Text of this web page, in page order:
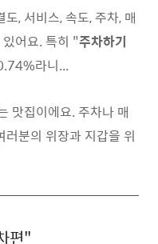
, 서비스, 속도, 주차, 매
어요. 특히 "주차하기
라니...
맛집이에요. 주차나 매
분의 위장과 지갑을 위
편"